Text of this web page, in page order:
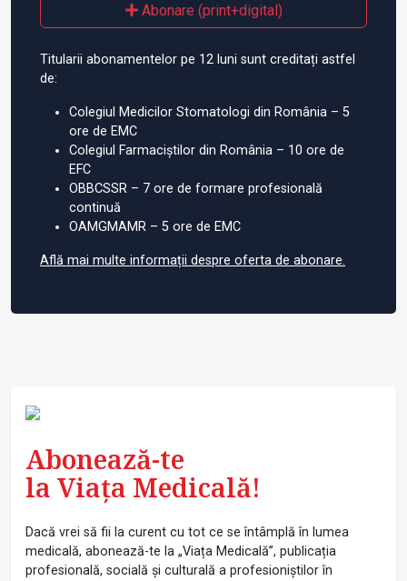
Abonare (print+digital)
Titularii abonamentelor pe 12 luni sunt creditați astfel
de:
Colegiul Medicilor Stomatologi din România – 5
ore de EMC
Colegiul Farmaciștilor din România – 10 ore de
EFC
OBBCSSR – 7 ore de formare profesională
continuă
OAMGMAMR – 5 ore de EMC
Află mai multe informații despre oferta de abonare.
Abonează-te
la Viața Medicală!
Dacă vrei să fii la curent cu tot ce se întâmplă în lumea
medicală, abonează-te la „Viața Medicală”, publicația
profesională, socială și culturală a profesioniștilor în